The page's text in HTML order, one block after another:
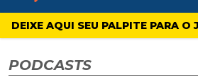
4oito
DEIXE AQUI SEU PALPITE PARA O
PODCASTS